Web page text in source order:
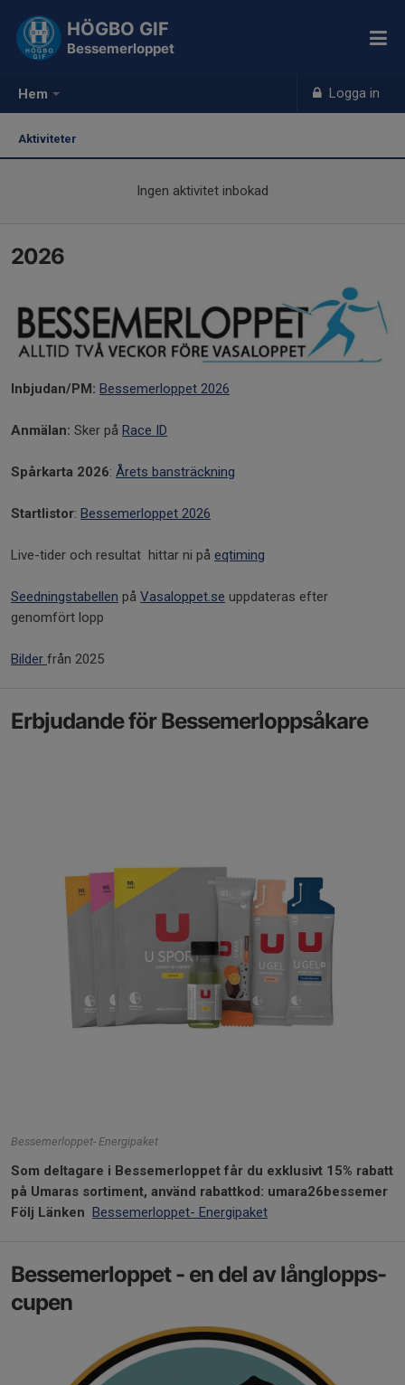
Hem Logga in
HÖGBO GIF
Bessemerloppet
Aktiviteter
Ingen aktivitet inbokad
2026
Inbjudan/PM: Bessemerloppet 2026
Anmälan: Sker på Race ID
Spårkarta 2026: Årets bansträckning
Startlistor: Bessemerloppet 2026
Live-tider och resultat hittar ni på eqtiming
Seedningstabellen på Vasaloppet.se uppdateras efter
genomfört lopp
Bilder från 2025
Erbjudande för Bessemerloppsåkare
Bessemerloppet- Energipaket
Som deltagare i Bessemerloppet får du exklusivt 15% rabatt
på Umaras sortiment, använd rabattkod: umara26bessemer
Följ Länken Bessemerloppet- Energipaket
Bessemerloppet - en del av långlopps-
cupen